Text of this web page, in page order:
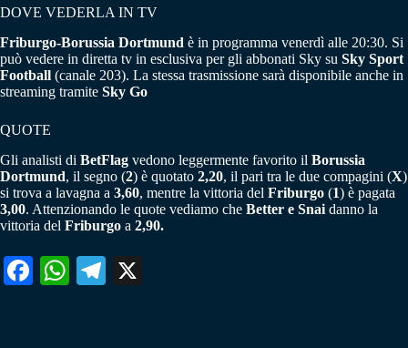
DOVE VEDERLA IN TV
Friburgo-Borussia Dortmund è in programma venerdì alle 20:30. Si
può vedere in diretta tv in esclusiva per gli abbonati Sky su Sky Sport
Football (canale 203). La stessa trasmissione sarà disponibile anche in
streaming tramite Sky Go
QUOTE
Gli analisti di BetFlag vedono leggermente favorito il Borussia
Dortmund, il segno (2) è quotato 2,20, il pari tra le due compagini (X)
si trova a lavagna a 3,60, mentre la vittoria del Friburgo (1) è pagata
3,00. Attenzionando le quote vediamo che Better e Snai danno la
vittoria del Friburgo a 2,90.
Fa W
Te